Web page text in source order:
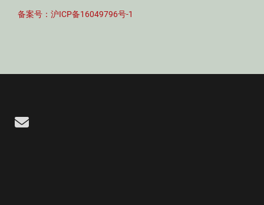
备案号：沪ICP备16049796号-1
Email